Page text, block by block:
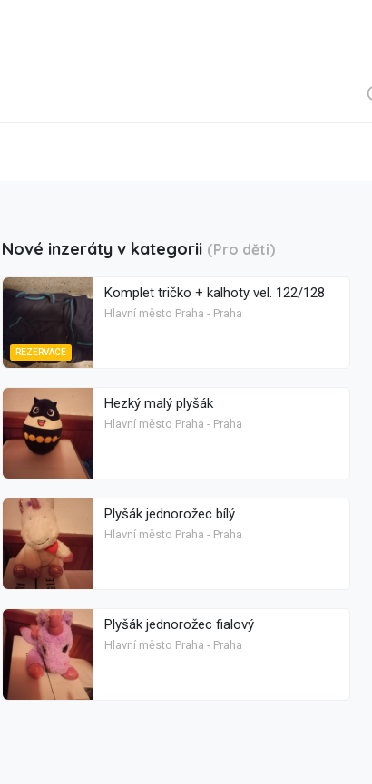
Nové inzeráty v kategorii (Pro děti)
REZERVACE
Komplet tričko + kalhoty vel. 122/128
Hlavní město Praha - Praha
Hezký malý plyšák
Hlavní město Praha - Praha
Plyšák jednorožec bílý
Hlavní město Praha - Praha
Plyšák jednorožec fialový
Hlavní město Praha - Praha